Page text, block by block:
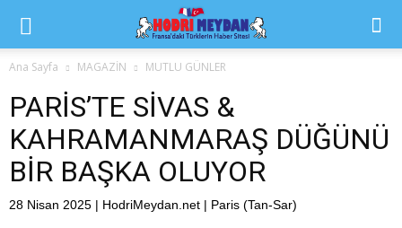
Ana Sayfa MAGAZİN MUTLU GÜNLER
PARİS’TE SİVAS &
KAHRAMANMARAŞ DÜĞÜNÜ
BİR BAŞKA OLUYOR
28 Nisan 2025 | HodriMeydan.net | Paris (Tan-Sar)